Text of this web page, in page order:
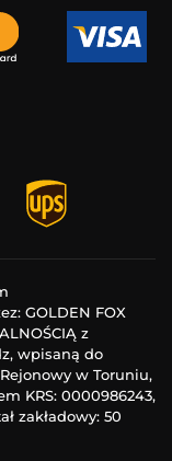
GOLDEN FOX
z
wpisaną do
w Toruniu,
KRS: 0000986243,
zakładowy: 50